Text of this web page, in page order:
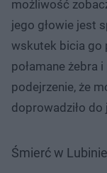
możliwość
jego głowie jest
wskutek bicia go
połamane żebra
podejrzenie, że
doprowadziło
Śmierć w Lubinie